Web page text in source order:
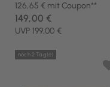
126,65 € mit Coupon**
UVP 199,00 €
149,00 €
noch 2 Tag(e)